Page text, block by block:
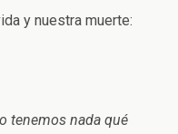
y nuestra muerte:
tenemos nada qué